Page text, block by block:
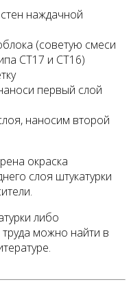
наждачной
(советую смеси
СТ17 и СТ16)
первый слой
наносим второй
окраска
слоя штукатурки
либо
можно найти в